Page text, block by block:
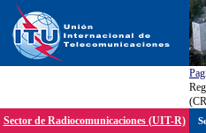
Sector de Radiocomunicaciones (UIT-R)